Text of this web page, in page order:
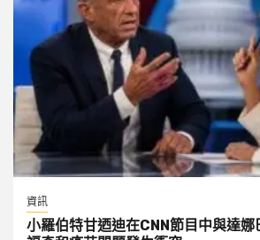
資訊
小羅伯特甘迺迪在CNN節目中與達娜